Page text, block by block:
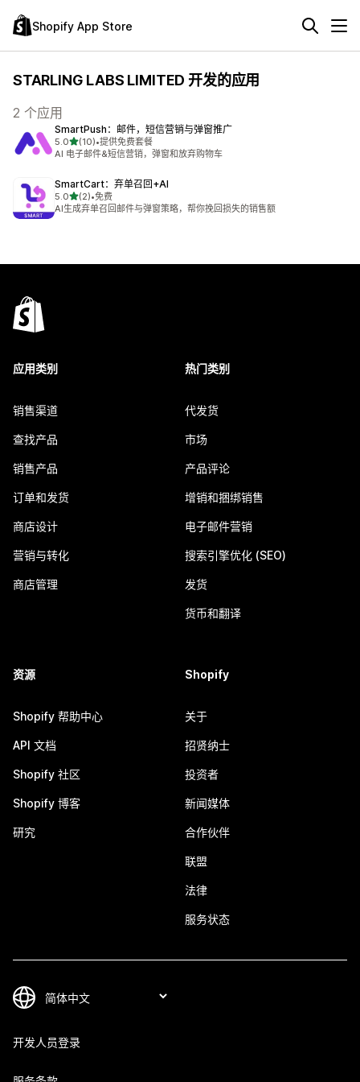
Shopify App Store
STARLING LABS LIMITED 开发的应用
2 个应用
SmartPush：邮件，短信营销与弹窗推广
5.0星（满分 5 星）
(10)
总共 10 条评论
•提供免费套餐
AI 电子邮件&短信营销，弹窗和放弃购物车
SmartCart：弃单召回+AI
5.0星（满分 5 星）
(2)
总共 2 条评论
•免费
AI生成弃单召回邮件与弹窗策略，帮你挽回损失的销售额
应用类别
销售渠道
查找产品
销售产品
订单和发货
商店设计
营销与转化
商店管理
热门类别
代发货
市场
产品评论
增销和捆绑销售
电子邮件营销
搜索引擎优化 (SEO)
发货
货币和翻译
资源
Shopify 帮助中心
API 文档
Shopify 社区
Shopify 博客
研究
Shopify
关于
招贤纳士
投资者
新闻媒体
合作伙伴
联盟
法律
服务状态
开发人员登录